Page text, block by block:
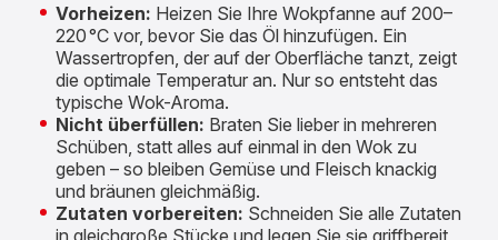
Vorheizen: Heizen Sie Ihre Wokpfanne auf 200–
220 °C vor, bevor Sie das Öl hinzufügen. Ein
Wassertropfen, der auf der Oberfläche tanzt, zeigt
die optimale Temperatur an. Nur so entsteht das
typische Wok-Aroma.
Nicht überfüllen: Braten Sie lieber in mehreren
Schüben, statt alles auf einmal in den Wok zu
geben – so bleiben Gemüse und Fleisch knackig
und bräunen gleichmäßig.
Zutaten vorbereiten: Schneiden Sie alle Zutaten
in gleichgroße Stücke und legen Sie sie griffbereit